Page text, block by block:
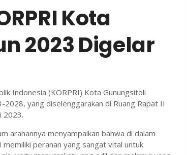
Kota
2023 Digelar
Indonesia (KORPRI) Kota Gunungsitoli
yang diselenggarakan di Ruang Rapat II
2023.
arahannya menyampaikan bahwa di dalam
peranan yang sangat vital untuk